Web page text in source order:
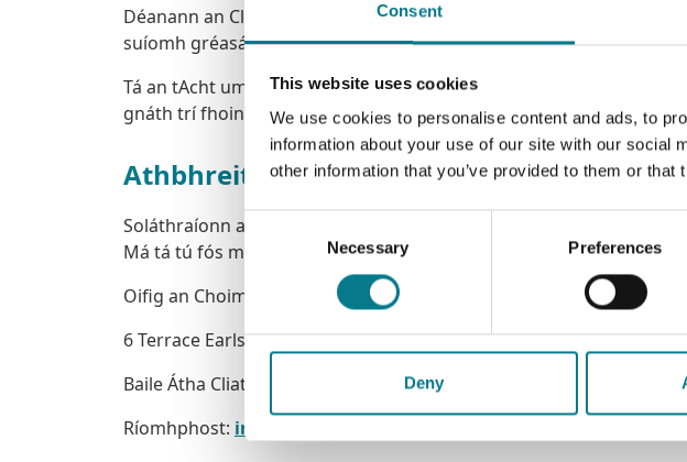
Consent
This website uses cookies
We use cookies to personalise content and ads, to
information about your use of our site with our social
other information that you’ve provided to them or
Consent
Necessary Preferences
Deny
Déanann an Clár de ghnáth faisnéis a chuireann ar fáil don
suíomh gréasáin www.legalaidboard.ie gan gá le brath ar an
Tá an tAcht um an tSonraíocht Saoilte deartha chun rochtain
gnáth trí fhoinsí eile. Tá an rochtain sin faoi réir teorainneacha,
Athbhreithnithe
Soláthraíonn an Conradh um Shaoilte na hEolais (FOI)
Má tá tú fós míshásúil le cinneadh an Bhoird Cúnamh Dlí,
Oifig an Choimisinéara Eolais
6 Terrace Earlsfort,
Baile Átha Cliath 2 D02 W773
Ríomhphost: info@oic.ie